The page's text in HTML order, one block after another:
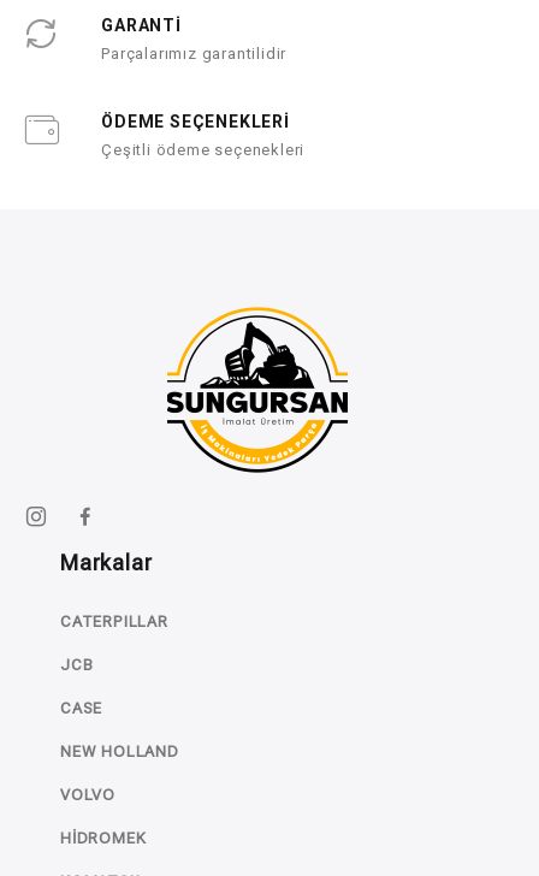
GARANTİ
Parçalarımız garantilidir
ÖDEME SEÇENEKLERİ
Çeşitli ödeme seçenekleri
Markalar
CATERPILLAR
JCB
CASE
NEW HOLLAND
VOLVO
HİDROMEK